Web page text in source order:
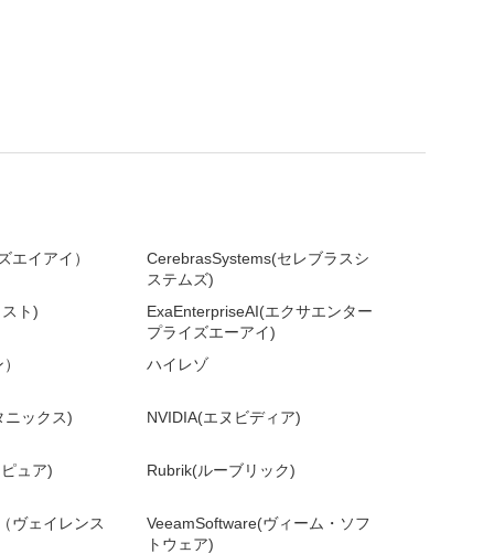
エイアイ）
CerebrasSystems(セレブラスシ
ステムズ)
ト)
ExaEnterpriseAI(エクサエンター
プライズエーアイ)
ハイレゾ
ニックス) NVIDIA(エヌビディア)
ュア) Rubrik(ルーブリック)
ヴェイレンス
VeeamSoftware(ヴィーム・ソフ
トウェア)